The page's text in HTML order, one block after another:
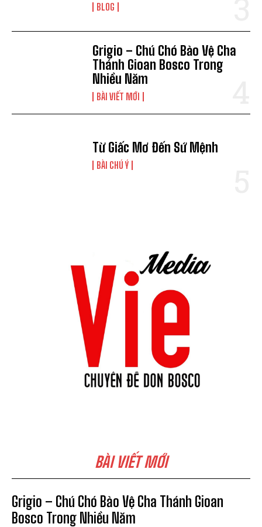
BLOG
Grigio – Chú Chó Bảo Vệ Cha
Thánh Gioan Bosco Trong
Nhiều Năm
BÀI VIẾT MỚI
Từ Giấc Mơ Đến Sứ Mệnh
BÀI CHÚ Ý
BÀI VIẾT MỚI
Grigio – Chú Chó Bảo Vệ Cha Thánh Gioan
Bosco Trong Nhiều Năm